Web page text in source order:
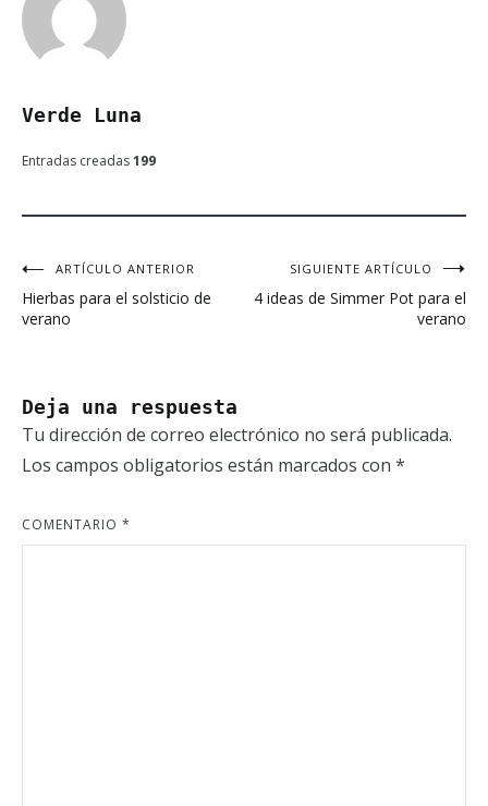
Verde Luna
Entradas creadas199
Navegación
de
ARTÍCULO ANTERIOR
Hierbas para el solsticio de
verano
SIGUIENTE ARTÍCULO
4 ideas de Simmer Pot para el
verano
Deja una respuesta
Tu dirección de correo electrónico no será publicada.
Los campos obligatorios están marcados con *
COMENTARIO *